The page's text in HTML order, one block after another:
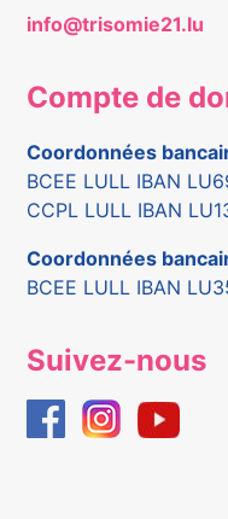
info@trisomie21.lu
Compte de
Coordonnées
BCEE LULL IBAN
CCPL LULL IBAN
Coordonnées
BCEE LULL IBAN
Suivez-nous